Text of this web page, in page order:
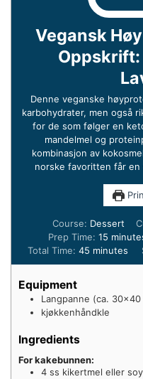
Vegansk
Oppskrift:
Denne veganske
karbohydrater, men også
for de som følger en
mandelmel og
kombinasjon av
norske favoritten får en
Course: Dessert
Prep Time: 15minutes
Total Time: 45minutes
minutes
Equipment
Langpanne (ca. 30×40
kjøkkenhåndkle
Ingredients
For kakebunnen:
4 ss kikertmel eller